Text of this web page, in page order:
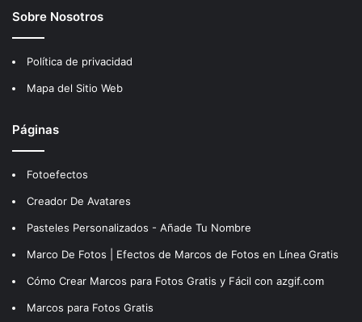
Sobre Nosotros
Política de privacidad
Mapa del Sitio Web
Páginas
Fotoefectos
Creador De Avatares
Pasteles Personalizados - Añade Tu Nombre
Marco De Fotos | Efectos de Marcos de Fotos en Línea Gratis
Cómo Crear Marcos para Fotos Gratis y Fácil con azgif.com
Marcos para Fotos Gratis